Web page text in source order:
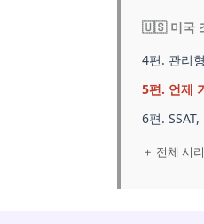
🇺🇸 미국
4편. 관리
5편. 언제
6편.
＋ 전체 시